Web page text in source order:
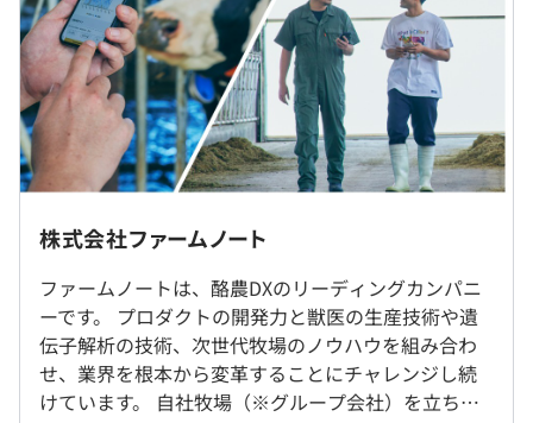
ー
・『Farmnote Cloud』：クラウド⽜群管理システム
・『Farmnote Compass』：牧場の経営分析をサポート
・『Farmnote Gene』：牛の遺伝子解析
相談の上、ご希望のマシンを支給いたします。
以下いずれかの勤務地を選択いただけます。
帯広オフィス（北海道帯広市西8条南18丁目3-4）
東京オフィス（東京都港区白金台2丁目26-10グリーンオ
ーク高輪台6階）
就業場所の変更範囲
＜雇入時＞
東京事務所および自宅
月給 583,368円～1,000,032円
月給￥583,368～￥1,000,032 （基本給￥489,212～
￥839,188 固定残業代￥94,156～￥160,844を含む/月）
・昇給：年2回（人事評価に基づく）
・固定残業時間：25時間
※固定残業時間を超える時間外労働分についての割増賃
金は追加で支給
想定年収は年収提示額を保証するものではありません）
株式会社ファームノート
ファームノートは、酪農DXのリーディングカンパニ
ーです。 プロダクトの開発力と獣医の生産技術や遺
伝子解析の技術、次世代牧場のノウハウを組み合わ
せ、業界を根本から変革することにチャレンジし続
けています。 自社牧場（※グループ会社）を立ち上